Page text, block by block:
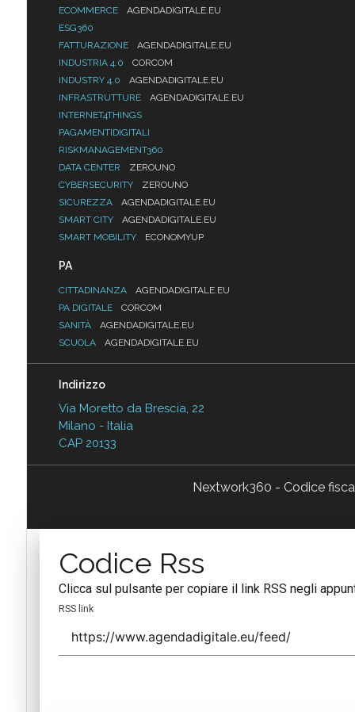
ECOMMERCE
AGENDADIGITALE.EU
ESG360
FATTURAZIONE
AGENDADIGITALE.EU
INDUSTRIA 4.0
CORCOM
INDUSTRY 4.0
AGENDADIGITALE.EU
INFRASTRUTTURE
AGENDADIGITALE.EU
INTERNET4THINGS
PAGAMENTIDIGITALI
RISKMANAGEMENT360
DATA CENTER
ZEROUNO
CYBERSECURITY
ZEROUNO
SICUREZZA
AGENDADIGITALE.EU
SMART CITY
AGENDADIGITALE.EU
SMART MOBILITY
ECONOMYUP
PA
CITTADINANZA
AGENDADIGITALE.EU
PA DIGITALE
CORCOM
SANITÀ
AGENDADIGITALE.EU
SCUOLA
AGENDADIGITALE.EU
Indirizzo
Via Moretto da Brescia, 22
Milano - Italia
CAP 20133
Nextwork360 - Codice
Codice Rss
Clicca sul pulsante per copiare il link RSS negli
RSS link